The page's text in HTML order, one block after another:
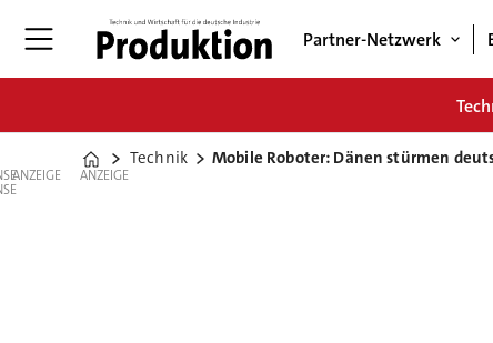
Partner-Netzwerk
Home
Technik Mobile Roboter: Dänen stürmen
ANZEIGE ANZEIGE